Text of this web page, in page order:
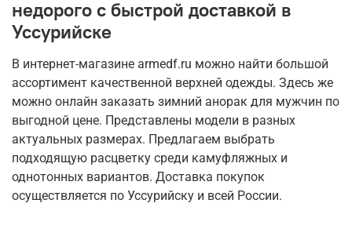
недорого с быстрой доставкой в
Уссурийске
В интернет-магазине armedf.ru можно найти большой
ассортимент качественной верхней одежды. Здесь же
можно онлайн заказать зимний анорак для мужчин по
выгодной цене. Представлены модели в разных
актуальных размерах. Предлагаем выбрать
подходящую расцветку среди камуфляжных и
однотонных вариантов. Доставка покупок
осуществляется по Уссурийску и всей России.